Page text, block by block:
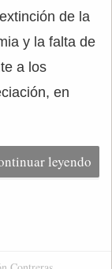
de la
y la falta de
a los
en
leyendo